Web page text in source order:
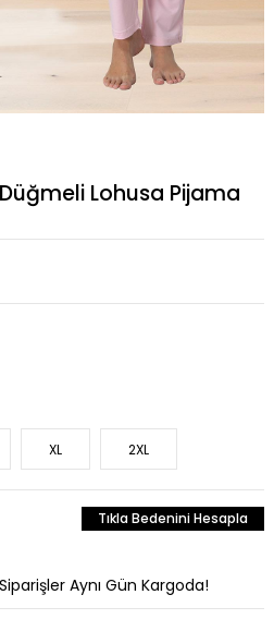
Lohusa Pijama
XL 2XL
Tıkla Bedenini Hesapla
Aynı Gün Kargoda!